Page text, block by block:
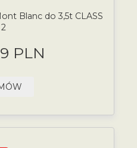
Blanc do 3,5t CLASS
2
PLN